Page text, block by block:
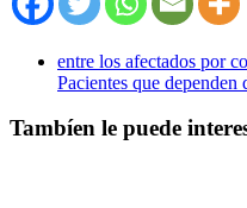
entre los afectados por
Pacientes que dependen
Tambíen le puede